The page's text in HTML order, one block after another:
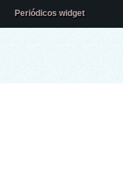
Periódicos widget